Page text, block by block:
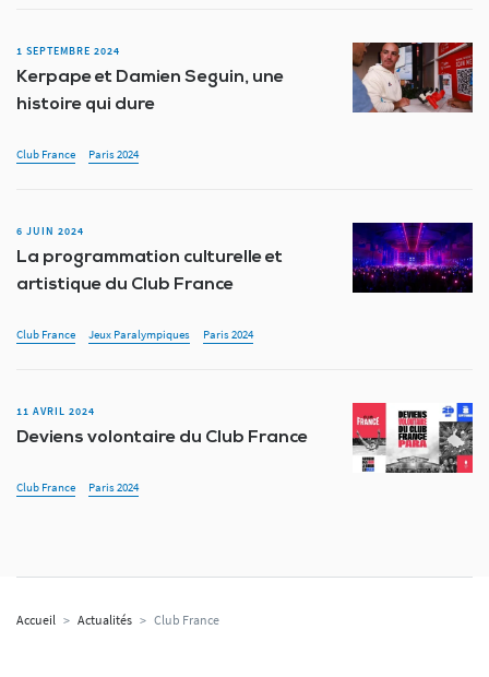
1 SEPTEMBRE 2024
Kerpape et Damien Seguin, une
histoire qui dure
Club France Paris 2024
6 JUIN 2024
La programmation culturelle et
artistique du Club France
Club France Jeux Paralympiques Paris 2024
11 AVRIL 2024
Deviens volontaire du Club France
Club France Paris 2024
Accueil > Actualités > Club France